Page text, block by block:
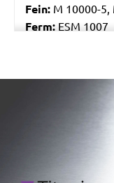
Fein: M 10000-5,
Ferm: ESM 1007
AA, 7470 MA
WU651,
GEX 125
125AC, GEX 150
12A, PEX 12AE,
PEX 300A, PEX
/marketing/